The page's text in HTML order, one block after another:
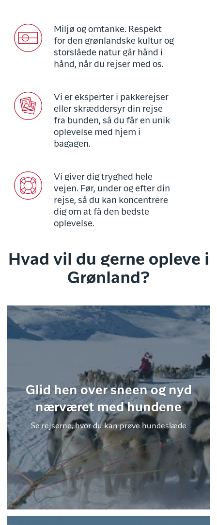
Miljø og omtanke. Respekt
for den grønlandske kultur og
storslåede natur går hånd i
hånd, når du rejser med os.
Vi er eksperter i pakkerejser
eller skræddersyr din rejse
fra bunden, så du får en unik
oplevelse med hjem i
bagagen.
Vi giver dig tryghed hele
vejen. Før, under og efter din
rejse, så du kan koncentrere
dig om at få den bedste
oplevelse.
Hvad vil du gerne opleve i
Grønland?
Glid hen over sneen og nyd
nærværet med hundene
Se rejserne, hvor du kan prøve hundeslæde